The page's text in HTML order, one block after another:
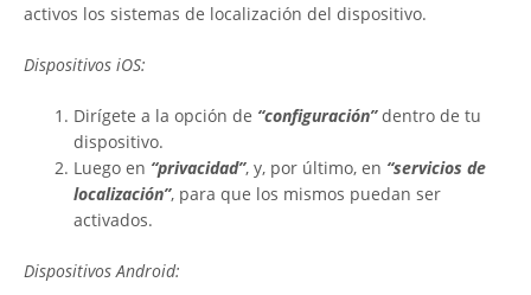
activos los sistemas de localización del dispositivo.
Dispositivos iOS:
Dirígete a la opción de “configuración”dentro de tu
dispositivo.
Luego en “privacidad”, y, por último, en “servicios de
localización”, para que los mismos puedan ser
activados.
Dispositivos Android: